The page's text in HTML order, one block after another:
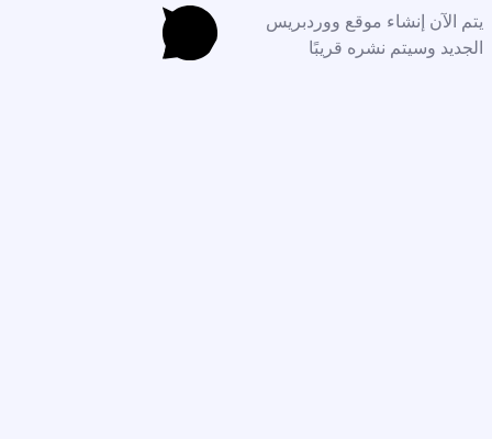
يتم الآن إنشاء موقع ووردبريس
الجديد وسيتم نشره قريبًا